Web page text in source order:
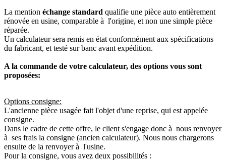
La mention échange standard qualifie une pièce auto entièrement
rénovée en usine, comparable à l'origine, et non une simple pièce
réparée.
Un calculateur sera remis en état conformément aux spécifications
du fabricant, et testé sur banc avant expédition.
A la commande de votre calculateur, des options vous sont
proposées:
Options consigne:
L'ancienne pièce usagée fait l'objet d'une reprise, qui est appelée
consigne.
Dans le cadre de cette offre, le client s'engage donc à nous renvoyer
à ses frais la consigne (ancien calculateur). Nous nous chargerons
ensuite de la renvoyer à l'usine.
Pour la consigne, vous avez deux possibilités :